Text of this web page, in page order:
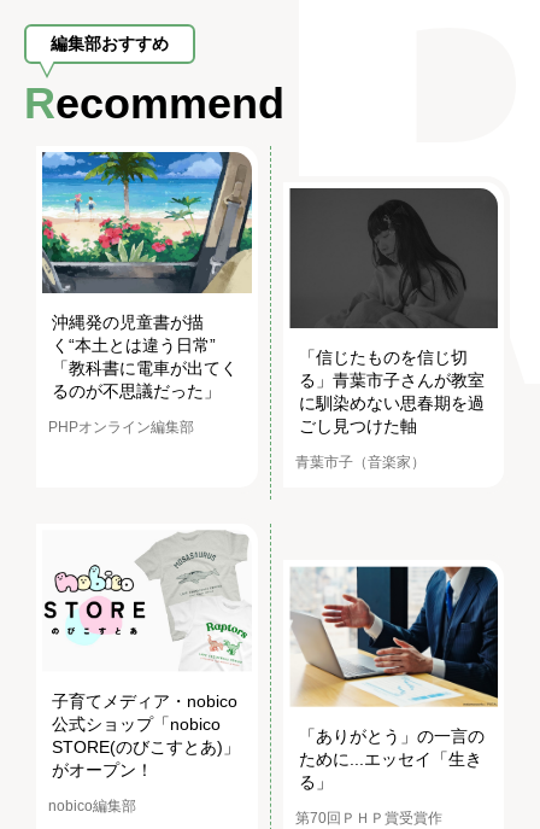
編集部おすすめ
Recommend
沖縄発の児童書が描
く“本土とは違う日常”
「教科書に電車が出てく
るのが不思議だった」
PHPオンライン編集部
「信じたものを信じ切
る」青葉市子さんが教室
に馴染めない思春期を過
ごし見つけた軸
青葉市子（音楽家）
子育てメディア・nobico
公式ショップ「nobico
STORE(のびこすとあ)」
がオープン！
nobico編集部
「ありがとう」の一言の
ために...エッセイ「生き
る」
第70回ＰＨＰ賞受賞作